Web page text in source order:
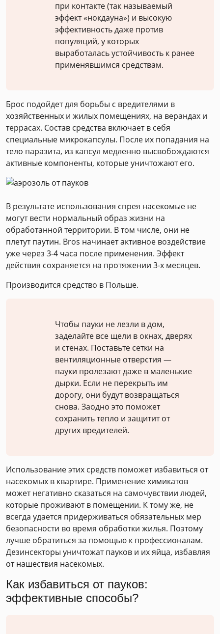
при контакте (так называемый
эффект «нокдауна») и высокую
эффективность даже против
популяций, у которых
выработалась устойчивость к ранее
применявшимся средствам.
Брос подойдет для борьбы с вредителями в
хозяйственных и жилых помещениях, на верандах и
террасах. Состав средства включает в себя
специальные микрокапсулы. После их попадания на
тело паразита, из капсул медленно высвобождаются
активные компоненты, которые уничтожают его.
В результате использования спрея насекомые не
могут вести нормальный образ жизни на
обработанной территории. В том числе, они не
плетут паутин. Bros начинает активное воздействие
уже через 3-4 часа после применения. Эффект
действия сохраняется на протяжении 3-х месяцев.
Производится средство в Польше.
Чтобы пауки не лезли в дом,
заделайте все щели в окнах, дверях
и стенах. Поставьте сетки на
вентиляционные отверстия —
пауки пролезают даже в маленькие
дырки. Если не перекрыть им
дорогу, они будут возвращаться
снова. Заодно это поможет
сохранить тепло и защитит от
других вредителей.
Использование этих средств поможет избавиться от
насекомых в квартире. Применение химикатов
может негативно сказаться на самочувствии людей,
которые проживают в помещении. К тому же, не
всегда удается придерживаться обязательных мер
безопасности во время обработки жилья. Поэтому
лучше обратиться за помощью к профессионалам.
Дезинсекторы уничтожат пауков и их яйца, избавляя
от нашествия насекомых.
Как избавиться от пауков:
эффективные способы?